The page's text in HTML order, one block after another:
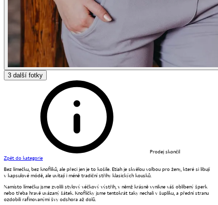
3 další fotky
Prodej skončil
Zpět do kategorie
Bez límečku, bez knoflíků, ale přeci jen je to košile. Etiah je skvělou volbou pro ženy, které si libují
v kapsulové módě, ale uvítají i méně tradiční střihy klasických kousků.
Namísto límečku jsme zvolili stylový véčkový výstřih, v němž krásně vynikne váš oblíbený šperk
nebo třeba hravě uvázaný šátek. Knoflíčky jsme tentokrát taky nechali v šuplíku, a přední stranu
ozdobili rafinovanými švy odshora až dolů.